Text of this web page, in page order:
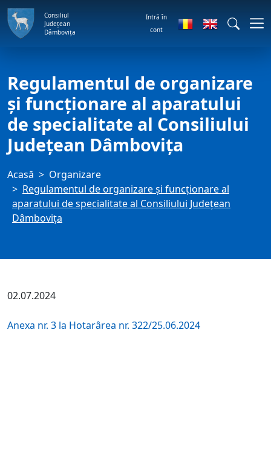
Consiliul
Județean
Dâmbovița
Intră în
cont
Regulamentul de organizare
şi funcţionare al aparatului
de specialitate al Consiliului
Județean Dâmbovița
Acasă
Organizare
Regulamentul de organizare şi funcţionare al
aparatului de specialitate al Consiliului Județean
Dâmbovița
02.07.2024
Anexa nr. 3 la Hotarârea nr. 322/25.06.2024